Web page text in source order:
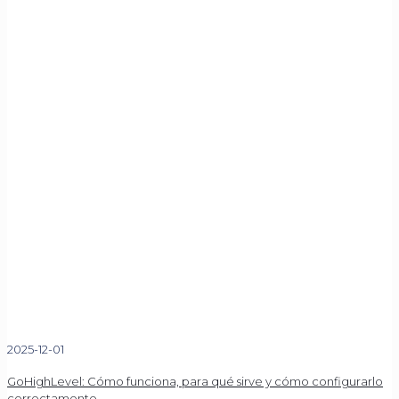
2025-12-01
GoHighLevel: Cómo funciona, para qué sirve y cómo configurarlo